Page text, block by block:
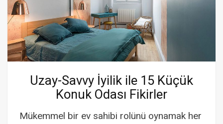
Uzay-Savvy İyilik ile 15 Küçük
Konuk Odası Fikirler
Mükemmel bir ev sahibi rolünü oynamak her